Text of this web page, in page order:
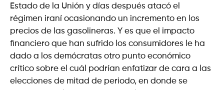
Estado de la Unión y días después atacó el
régimen iraní ocasionando un incremento en los
precios de las gasolineras. Y es que el impacto
financiero que han sufrido los consumidores le ha
dado a los demócratas otro punto económico
crítico sobre el cuál podrían enfatizar de cara a las
elecciones de mitad de periodo, en donde se